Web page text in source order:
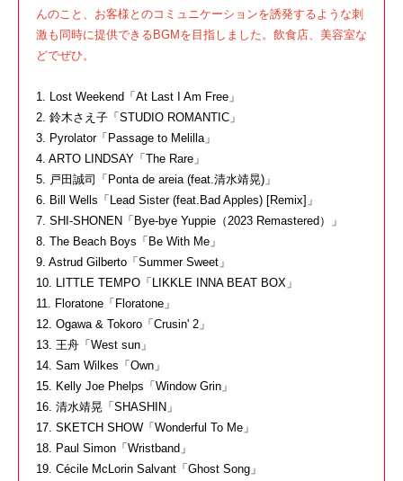
んのこと、お客様とのコミュニケーションを誘発するような刺
激も同時に提供できるBGMを目指しました。飲食店、美容室な
どでぜひ。
1. Lost Weekend「At Last I Am Free」
2. 鈴木さえ子「STUDIO ROMANTIC」
3. Pyrolator「Passage to Melilla」
4. ARTO LINDSAY「The Rare」
5. 戸田誠司「Ponta de areia (feat.清水靖晃)」
6. Bill Wells「Lead Sister (feat.Bad Apples) [Remix]」
7. SHI-SHONEN「Bye-bye Yuppie（2023 Remastered）」
8. The Beach Boys「Be With Me」
9. Astrud Gilberto「Summer Sweet」
10. LITTLE TEMPO「LIKKLE INNA BEAT BOX」
11. Floratone「Floratone」
12. Ogawa & Tokoro「Crusin' 2」
13. 王舟「West sun」
14. Sam Wilkes「Own」
15. Kelly Joe Phelps「Window Grin」
16. 清水靖晃「SHASHIN」
17. SKETCH SHOW「Wonderful To Me」
18. Paul Simon「Wristband」
19. Cécile McLorin Salvant「Ghost Song」